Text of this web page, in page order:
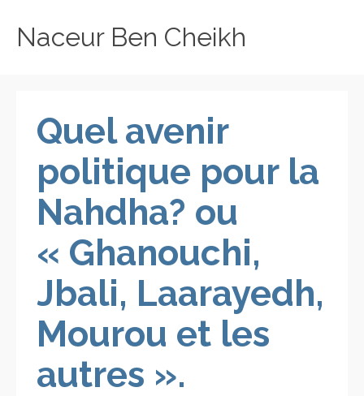
Naceur Ben Cheikh
Quel avenir
politique pour la
Nahdha? ou
« Ghanouchi,
Jbali, Laarayedh,
Mourou et les
autres ».